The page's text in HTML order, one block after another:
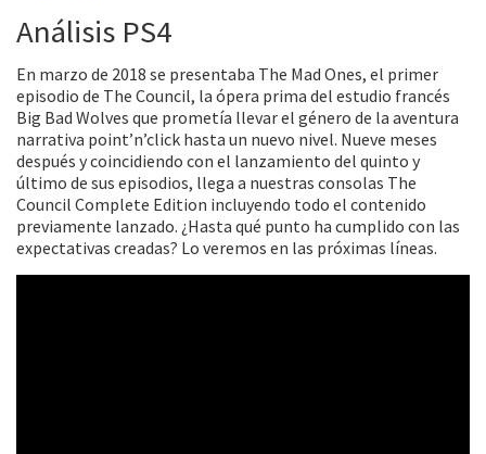
Análisis PS4
En marzo de 2018 se presentaba The Mad Ones, el primer
episodio de The Council, la ópera prima del estudio francés
Big Bad Wolves que prometía llevar el género de la aventura
narrativa point’n’click hasta un nuevo nivel. Nueve meses
después y coincidiendo con el lanzamiento del quinto y
último de sus episodios, llega a nuestras consolas The
Council Complete Edition incluyendo todo el contenido
previamente lanzado. ¿Hasta qué punto ha cumplido con las
expectativas creadas? Lo veremos en las próximas líneas.